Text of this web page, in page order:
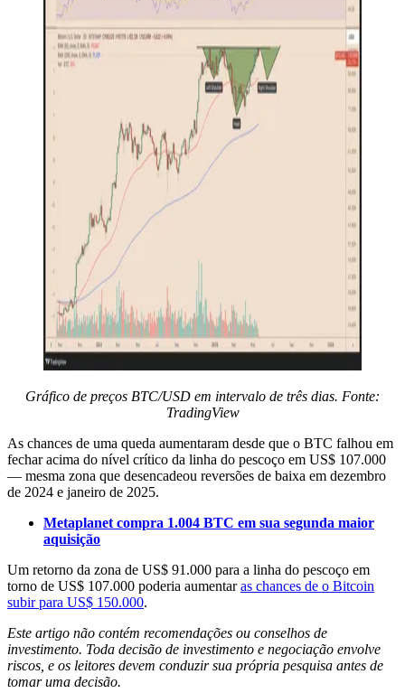
Gráfico de preços BTC/USD em intervalo de três dias. Fonte:
TradingView
As chances de uma queda aumentaram desde que o BTC falhou em
fechar acima do nível crítico da linha do pescoço em US$ 107.000
— mesma zona que desencadeou reversões de baixa em dezembro
de 2024 e janeiro de 2025.
Metaplanet compra 1.004 BTC em sua segunda maior
aquisição
Um retorno da zona de US$ 91.000 para a linha do pescoço em
torno de US$ 107.000 poderia aumentaras chances de o Bitcoin
subir para US$ 150.000.
Este artigo não contém recomendações ou conselhos de
investimento. Toda decisão de investimento e negociação envolve
riscos, e os leitores devem conduzir sua própria pesquisa antes de
tomar uma decisão.